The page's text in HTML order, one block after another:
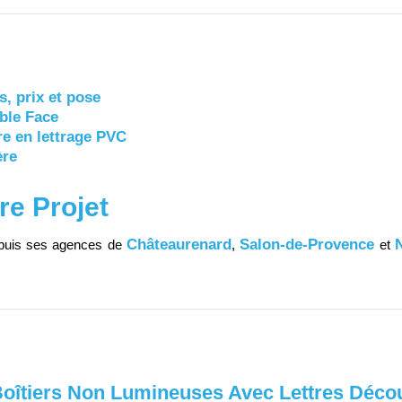
prix et pose
Face
en lettrage PVC
Projet
ses agences de Châteaurenard,Salon-de-Provence et
Non Lumineuses Avec Lettres